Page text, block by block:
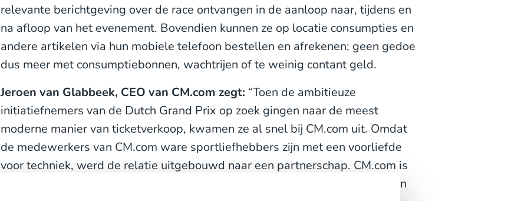
relevante berichtgeving over de race ontvangen in de aanloop naar, tijdens en
na afloop van het evenement. Bovendien kunnen ze op locatie consumpties en
andere artikelen via hun mobiele telefoon bestellen en afrekenen; geen gedoe
dus meer met consumptiebonnen, wachtrijen of te weinig contant geld.
Jeroen van Glabbeek, CEO van CM.com zegt: “Toen de ambitieuze
initiatiefnemers van de Dutch Grand Prix op zoek gingen naar de meest
moderne manier van ticketverkoop, kwamen ze al snel bij CM.com uit. Omdat
de medewerkers van CM.com ware sportliefhebbers zijn met een voorliefde
voor techniek, werd de relatie uitgebouwd naar een partnerschap. CM.com is
er klaar voor om het internationale GP-publiek de kracht te laten ervaren van